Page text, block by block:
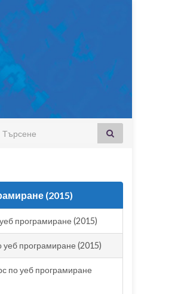
Search for:
(2015)
програмиране (2015)
уеб програмиране (2015)
по уеб програмиране